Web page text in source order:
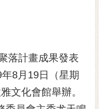
落計畫成果發表
8月19日（星期
文化會館舉辦。